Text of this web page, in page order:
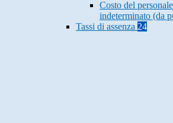
Costo del
indeterminato (da
Tassi di assenza 24